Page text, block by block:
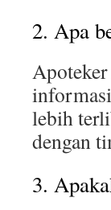
2. Apa
lebih
dengan
3.